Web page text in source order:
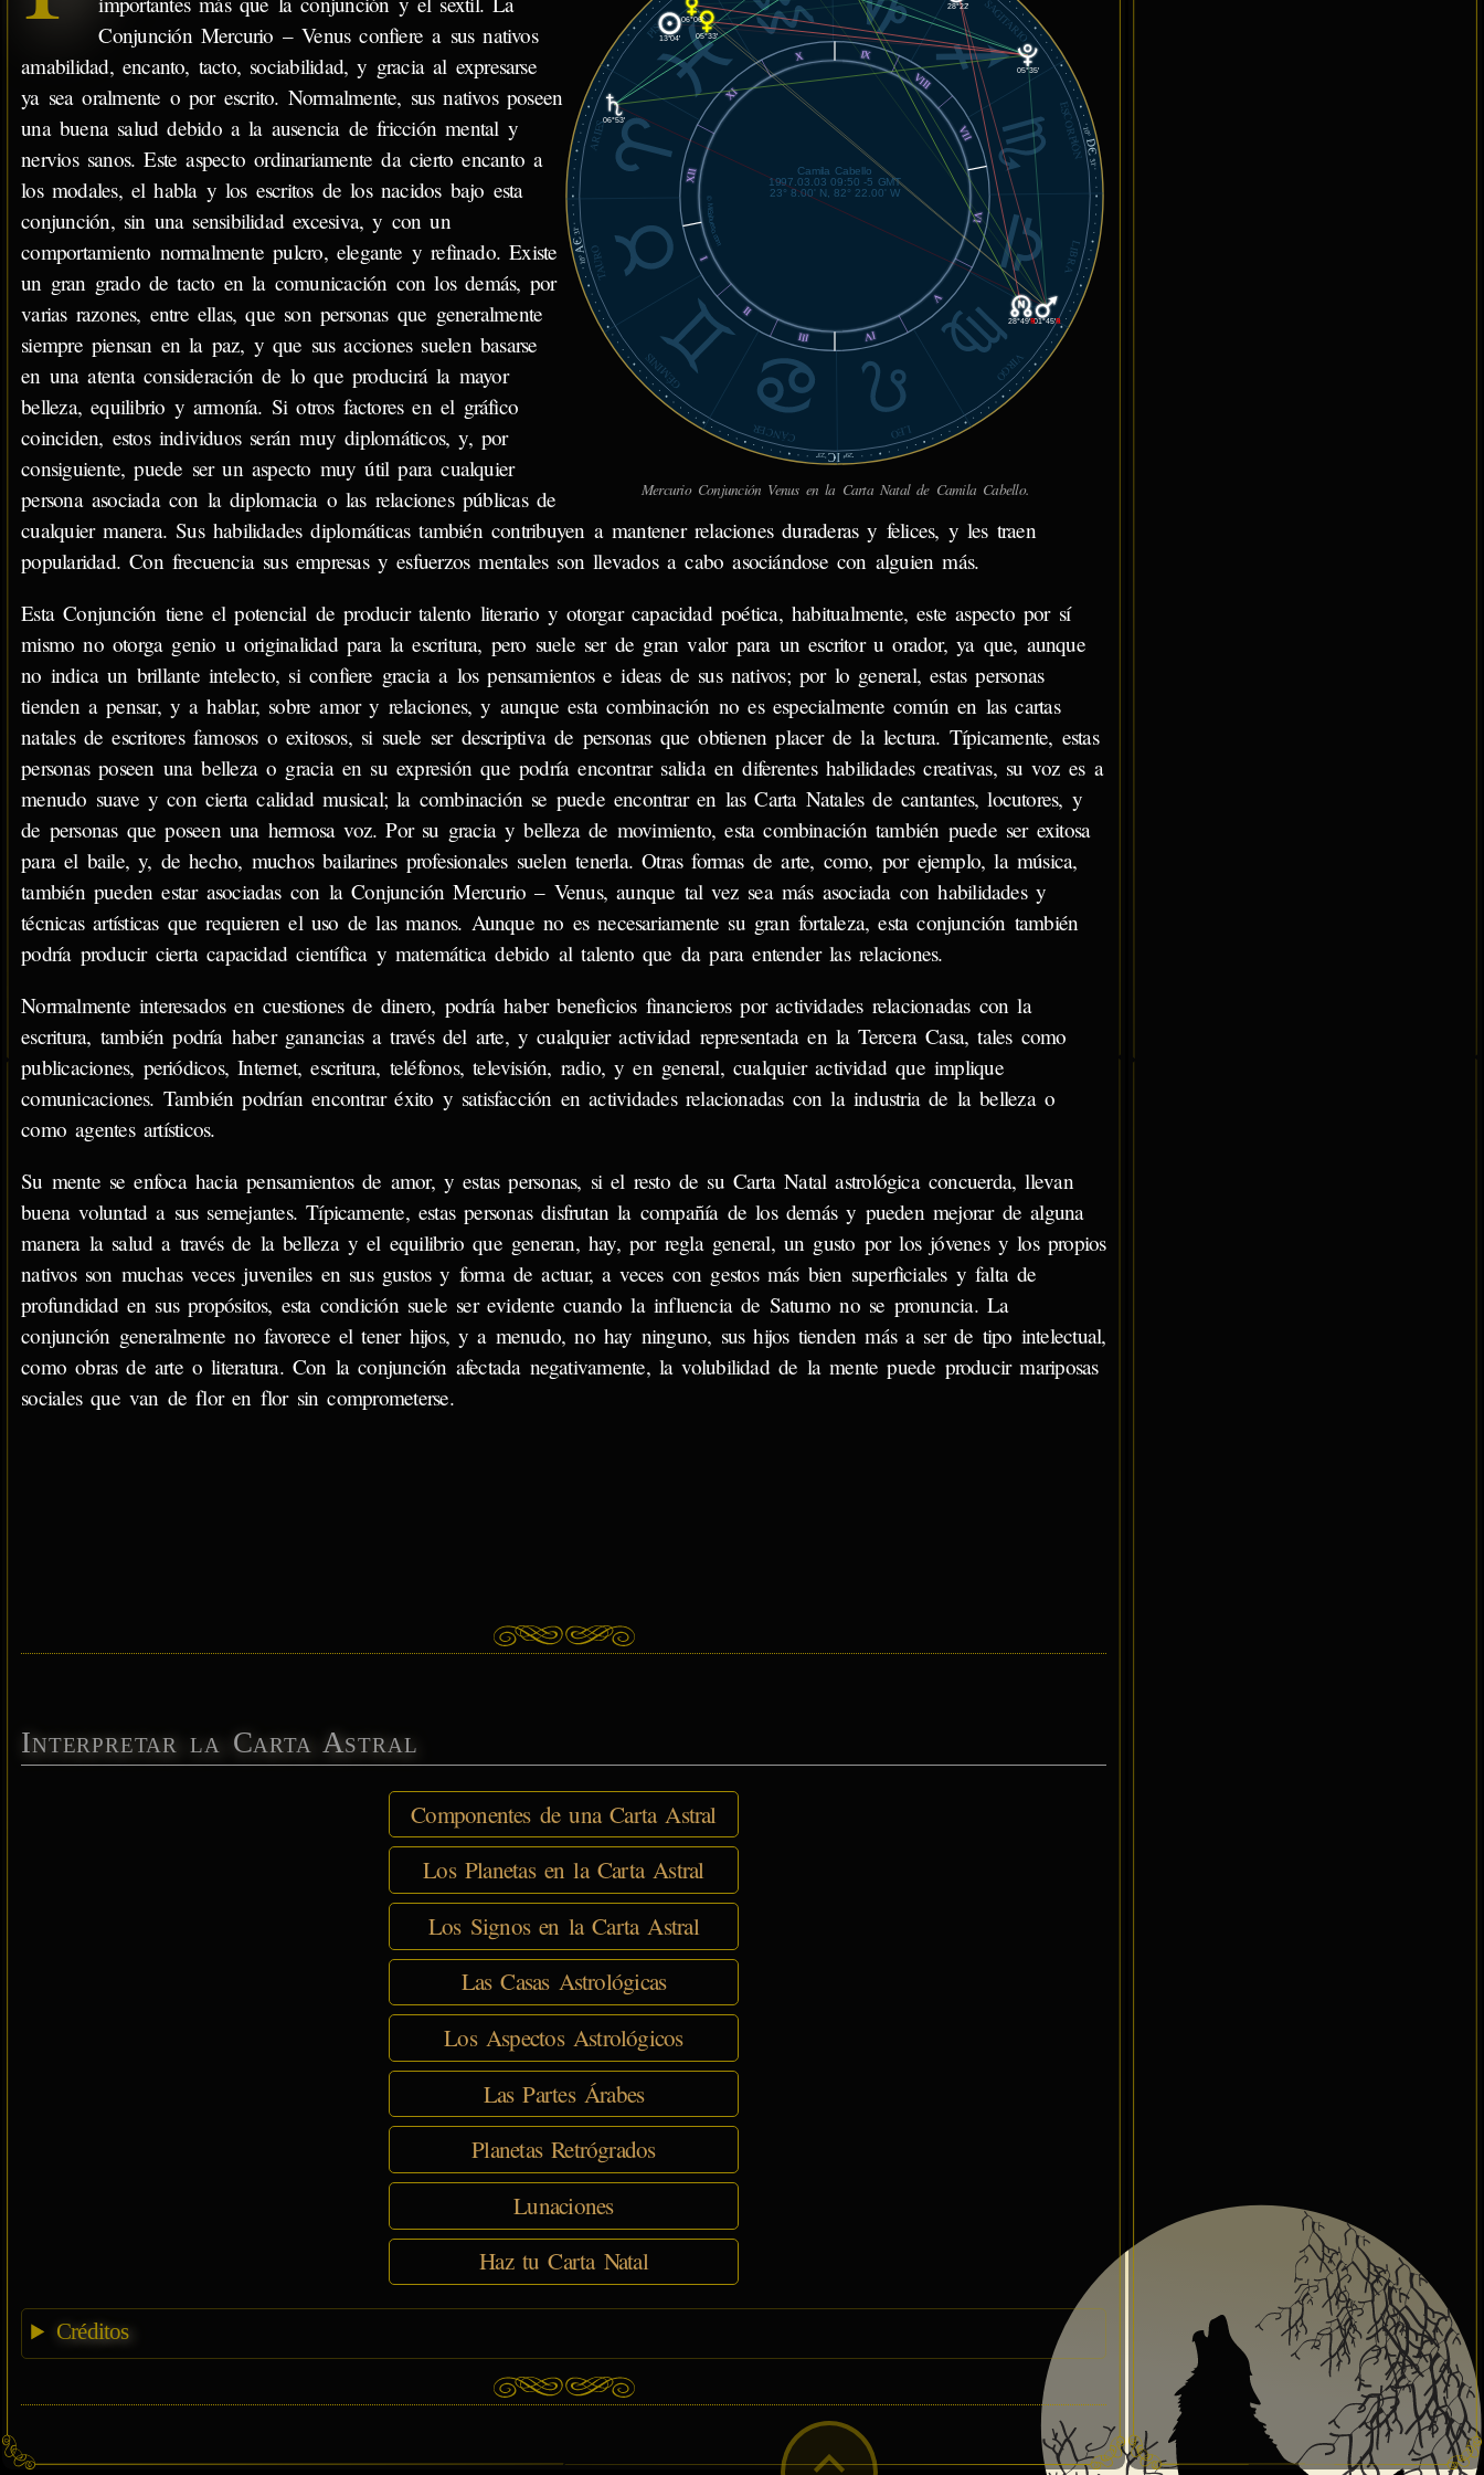
© MiSabueso.com
10°
AC
31'
10°
DC
31'
29°
IC
23'
ARIES
TAURO
GÉMINIS
CÁNCER LEO
VIRGO
LIBRA
ESCORPIÓN
SAGITARIO
PISCIS
X
XI
XII
I
II
III IV
V
VI
VII
VIII
IX
13°04'
28°22'
06°06'
05°33'
01°45'℞
06°53'
05°35'
28°49'℞
Camila Cabello
1997.03.03 09:50 -5 GMT
23° 8.00' N, 82° 22.00' W
Mercurio Conjunción Venus en la Carta Natal de Camila Cabello.
Conjunción Mercurio – Venus confiere a sus nativos
amabilidad, encanto, tacto, sociabilidad, y gracia al expresarse
ya sea oralmente o por escrito. Normalmente, sus nativos poseen
una buena salud debido a la ausencia de fricción mental y
nervios sanos. Este aspecto ordinariamente da cierto encanto a
los modales, el habla y los escritos de los nacidos bajo esta
conjunción, sin una sensibilidad excesiva, y con un
comportamiento normalmente pulcro, elegante y refinado. Existe
un gran grado de tacto en la comunicación con los demás, por
varias razones, entre ellas, que son personas que generalmente
siempre piensan en la paz, y que sus acciones suelen basarse
en una atenta consideración de lo que producirá la mayor
belleza, equilibrio y armonía. Si otros factores en el gráfico
coinciden, estos individuos serán muy diplomáticos, y, por
consiguiente, puede ser un aspecto muy útil para cualquier
persona asociada con la diplomacia o las relaciones públicas de
cualquier manera. Sus habilidades diplomáticas también contribuyen a mantener relaciones duraderas y felices, y les traen
popularidad. Con frecuencia sus empresas y esfuerzos mentales son llevados a cabo asociándose con alguien más.
Esta Conjunción tiene el potencial de producir talento literario y otorgar capacidad poética, habitualmente, este aspecto por sí
mismo no otorga genio u originalidad para la escritura, pero suele ser de gran valor para un escritor u orador, ya que, aunque
no indica un brillante intelecto, si confiere gracia a los pensamientos e ideas de sus nativos; por lo general, estas personas
tienden a pensar, y a hablar, sobre amor y relaciones, y aunque esta combinación no es especialmente común en las cartas
natales de escritores famosos o exitosos, si suele ser descriptiva de personas que obtienen placer de la lectura. Típicamente, estas
personas poseen una belleza o gracia en su expresión que podría encontrar salida en diferentes habilidades creativas, su voz es a
menudo suave y con cierta calidad musical; la combinación se puede encontrar en las Carta Natales de cantantes, locutores, y
de personas que poseen una hermosa voz. Por su gracia y belleza de movimiento, esta combinación también puede ser exitosa
para el baile, y, de hecho, muchos bailarines profesionales suelen tenerla. Otras formas de arte, como, por ejemplo, la música,
también pueden estar asociadas con la Conjunción Mercurio – Venus, aunque tal vez sea más asociada con habilidades y
técnicas artísticas que requieren el uso de las manos. Aunque no es necesariamente su gran fortaleza, esta conjunción también
podría producir cierta capacidad científica y matemática debido al talento que da para entender las relaciones.
Normalmente interesados en cuestiones de dinero, podría haber beneficios financieros por actividades relacionadas con la
escritura, también podría haber ganancias a través del arte, y cualquier actividad representada en la Tercera Casa, tales como
publicaciones, periódicos, Internet, escritura, teléfonos, televisión, radio, y en general, cualquier actividad que implique
comunicaciones. También podrían encontrar éxito y satisfacción en actividades relacionadas con la industria de la belleza o
como agentes artísticos.
Su mente se enfoca hacia pensamientos de amor, y estas personas, si el resto de su Carta Natal astrológica concuerda, llevan
buena voluntad a sus semejantes. Típicamente, estas personas disfrutan la compañía de los demás y pueden mejorar de alguna
manera la salud a través de la belleza y el equilibrio que generan, hay, por regla general, un gusto por los jóvenes y los propios
nativos son muchas veces juveniles en sus gustos y forma de actuar, a veces con gestos más bien superficiales y falta de
profundidad en sus propósitos, esta condición suele ser evidente cuando la influencia de Saturno no se pronuncia. La
conjunción generalmente no favorece el tener hijos, y a menudo, no hay ninguno, sus hijos tienden más a ser de tipo intelectual,
como obras de arte o literatura. Con la conjunción afectada negativamente, la volubilidad de la mente puede producir mariposas
sociales que van de flor en flor sin comprometerse.
Interpretar la Carta Astral
Componentes de una Carta Astral
Los Planetas en la Carta Astral
Los Signos en la Carta Astral
Las Casas Astrológicas
Los Aspectos Astrológicos
Las Partes Árabes
Planetas Retrógrados
Lunaciones
Haz tu Carta Natal
Créditos